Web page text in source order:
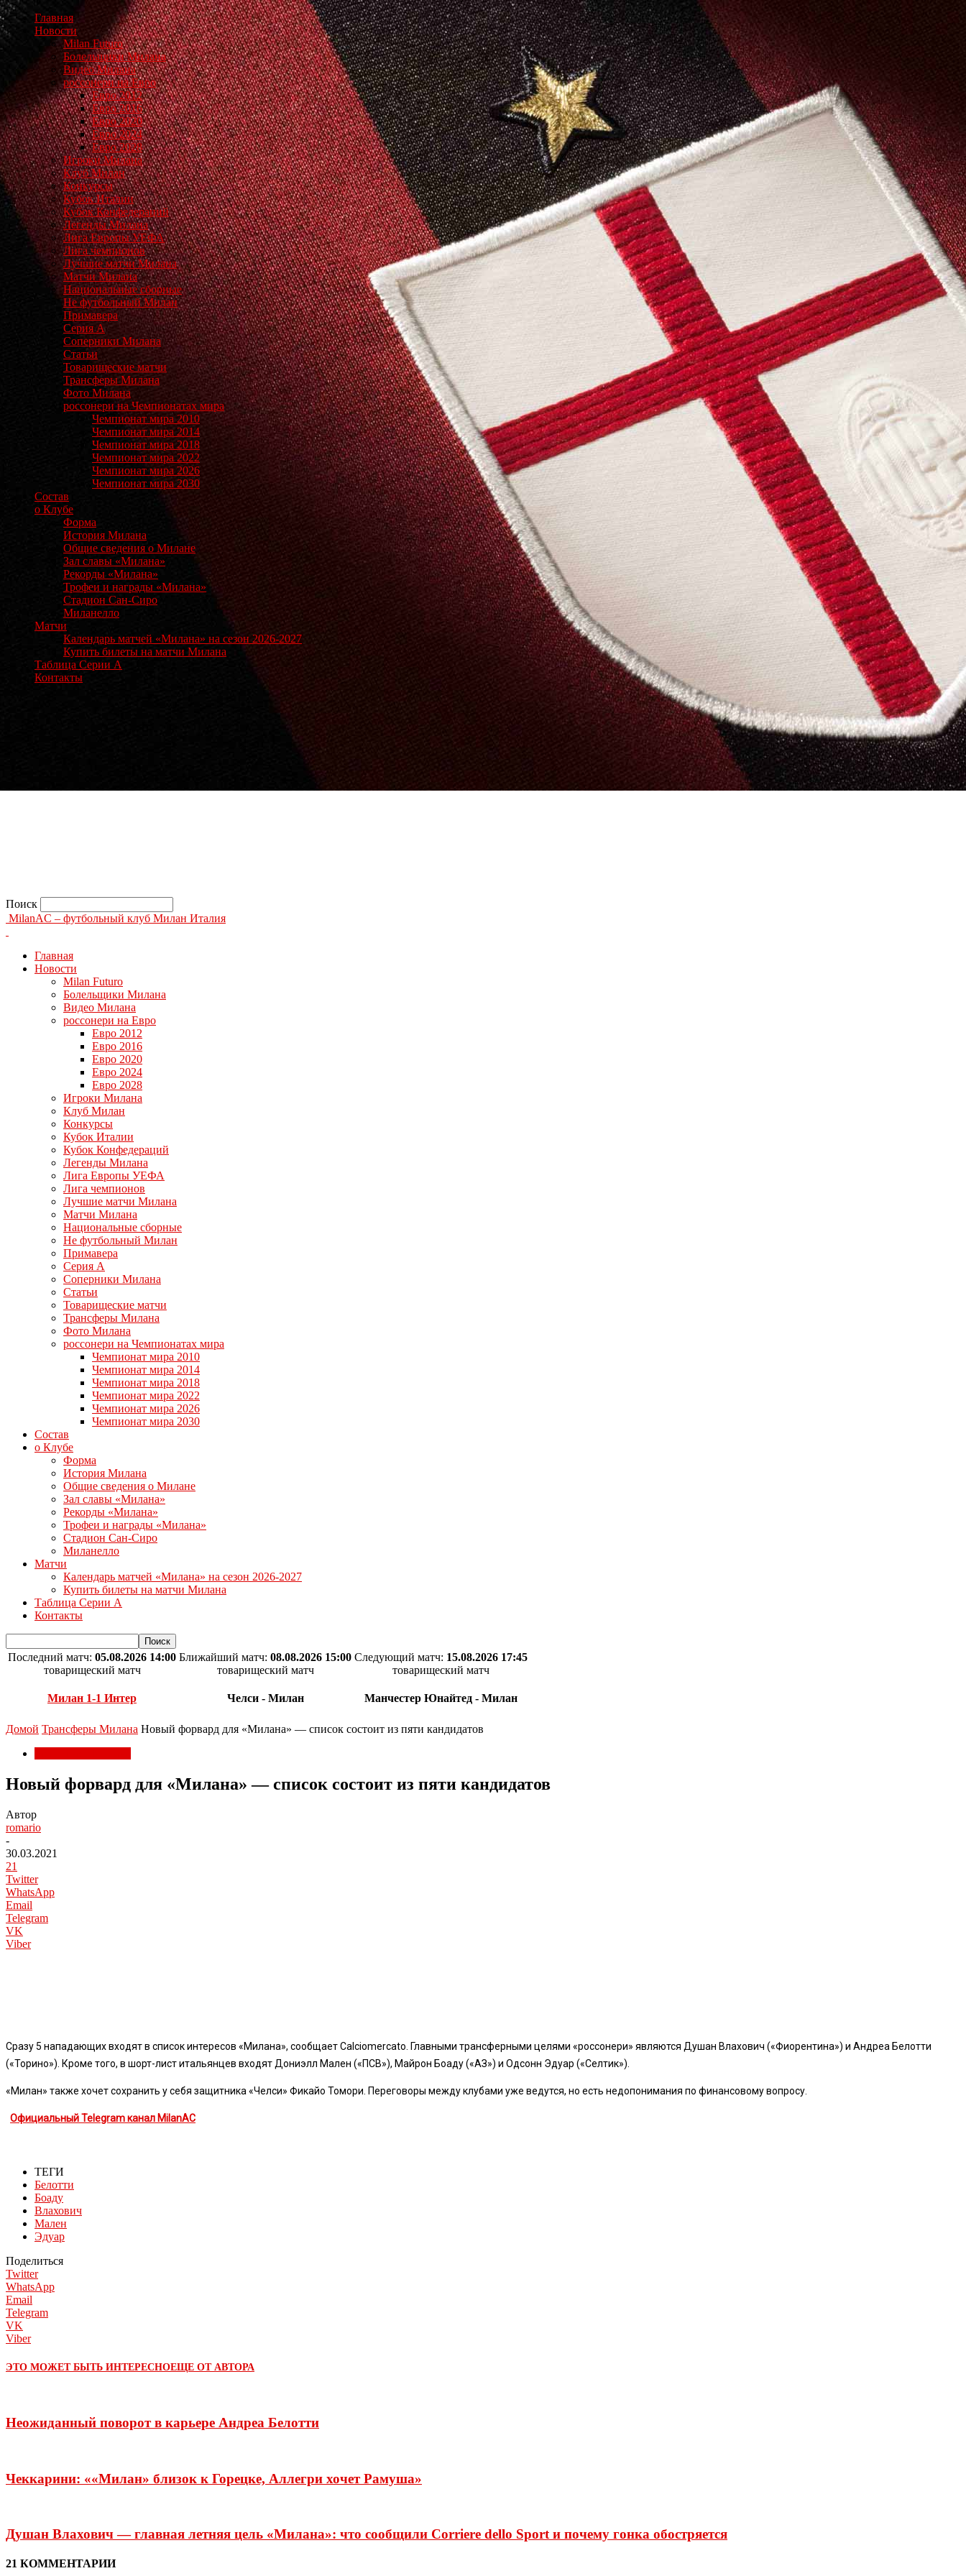
Главная
Новости
Milan Futuro
Болельщики Милана
Видео Милана
россонери на Евро
Евро 2012
Евро 2016
Евро 2020
Евро 2024
Евро 2028
Игроки Милана
Клуб Милан
Конкурсы
Кубок Италии
Кубок Конфедераций
Легенды Милана
Лига Европы УЕФА
Лига чемпионов
Лучшие матчи Милана
Матчи Милана
Национальные сборные
Не футбольный Милан
Примавера
Серия А
Соперники Милана
Статьи
Товарищеские матчи
Трансферы Милана
Фото Милана
россонери на Чемпионатах мира
Чемпионат мира 2010
Чемпионат мира 2014
Чемпионат мира 2018
Чемпионат мира 2022
Чемпионат мира 2026
Чемпионат мира 2030
Состав
о Клубе
Форма
История Милана
Общие сведения о Милане
Зал славы «Милана»
Рекорды «Милана»
Трофеи и награды «Милана»
Стадион Сан-Сиро
Миланелло
Матчи
Календарь матчей «Милана» на сезон 2026-2027
Купить билеты на матчи Милана
Таблица Серии А
Контакты
Поиск
MilanAC – футбольный клуб Милан Италия
Главная
Новости
Milan Futuro
Болельщики Милана
Видео Милана
россонери на Евро
Евро 2012
Евро 2016
Евро 2020
Евро 2024
Евро 2028
Игроки Милана
Клуб Милан
Конкурсы
Кубок Италии
Кубок Конфедераций
Легенды Милана
Лига Европы УЕФА
Лига чемпионов
Лучшие матчи Милана
Матчи Милана
Национальные сборные
Не футбольный Милан
Примавера
Серия А
Соперники Милана
Статьи
Товарищеские матчи
Трансферы Милана
Фото Милана
россонери на Чемпионатах мира
Чемпионат мира 2010
Чемпионат мира 2014
Чемпионат мира 2018
Чемпионат мира 2022
Чемпионат мира 2026
Чемпионат мира 2030
Состав
о Клубе
Форма
История Милана
Общие сведения о Милане
Зал славы «Милана»
Рекорды «Милана»
Трофеи и награды «Милана»
Стадион Сан-Сиро
Миланелло
Матчи
Календарь матчей «Милана» на сезон 2026-2027
Купить билеты на матчи Милана
Таблица Серии А
Контакты
Последний матч: 05.08.2026 14:00
товарищеский матч
Милан 1-1 Интер
Ближайший матч: 08.08.2026 15:00
товарищеский матч
Челси - Милан
Следующий матч: 15.08.2026 17:45
товарищеский матч
Манчестер Юнайтед - Милан
Домой Трансферы Милана Новый форвард для «Милана» — список состоит из пяти кандидатов
Новый форвард для «Милана» — список состоит из пяти кандидатов
Автор
romario
-
30.03.2021
21
Twitter
WhatsApp
Email
Telegram
VK
Viber
Сразу 5 нападающих входят в список интересов «Милана», сообщает Calciomercato. Главными трансферными целями «россонери» являются Душан Влахович («Фиорентина») и Андреа Белотти
(«Торино»). Кроме того, в шорт-лист итальянцев входят Дониэлл Мален («ПСВ»), Майрон Боаду («АЗ») и Одсонн Эдуар («Селтик»).
«Милан» также хочет сохранить у себя защитника «Челси» Фикайо Томори. Переговоры между клубами уже ведутся, но есть недопонимания по финансовому вопросу.
Официальный Telegram канал MilanAC
ТЕГИ
Белотти
Боаду
Влахович
Мален
Эдуар
Поделиться
Twitter
WhatsApp
Email
Telegram
VK
Viber
ЭТО МОЖЕТ БЫТЬ ИНТЕРЕСНОЕЩЕ ОТ АВТОРА
Неожиданный поворот в карьере Андреа Белотти
Чеккарини: ««Милан» близок к Горецке, Аллегри хочет Рамуша»
Душан Влахович — главная летняя цель «Милана»: что сообщили Corriere dello Sport и почему гонка обостряется
21 КОММЕНТАРИИ